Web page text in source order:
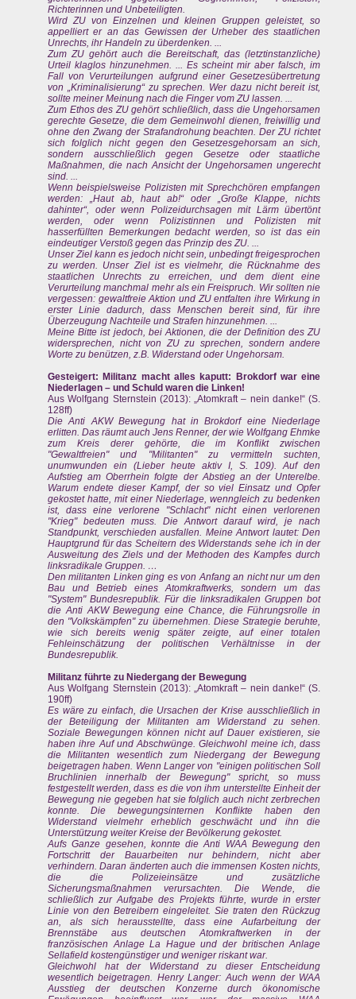
Richterinnen und Unbeteiligten.
Wird ZU von Einzelnen und kleinen Gruppen geleistet, so
appelliert er an das Gewissen der Urheber des staatlichen
Unrechts, ihr Handeln zu überdenken. ...
Zum ZU gehört auch die Bereitschaft, das (letztinstanzliche)
Urteil klaglos hinzunehmen. ... Es scheint mir aber falsch, im
Fall von Verurteilungen aufgrund einer Gesetzesübertretung
von „Kriminalisierung“ zu sprechen. Wer dazu nicht bereit ist,
sollte meiner Meinung nach die Finger vom ZU lassen. ...
Zum Ethos des ZU gehört schließlich, dass die Ungehorsamen
gerechte Gesetze, die dem Gemeinwohl dienen, freiwillig und
ohne den Zwang der Strafandrohung beachten. Der ZU richtet
sich folglich nicht gegen den Gesetzesgehorsam an sich,
sondern ausschließlich gegen Gesetze oder staatliche
Maßnahmen, die nach Ansicht der Ungehorsamen ungerecht
sind. ...
Wenn beispielsweise Polizisten mit Sprechchören empfangen
werden: „Haut ab, haut ab!“ oder „Große Klappe, nichts
dahinter“, oder wenn Polizeidurchsagen mit Lärm übertönt
werden, oder wenn Polizistinnen und Polizisten mit
hasserfüllten Bemerkungen bedacht werden, so ist das ein
eindeutiger Verstoß gegen das Prinzip des ZU. ...
Unser Ziel kann es jedoch nicht sein, unbedingt freigesprochen
zu werden. Unser Ziel ist es vielmehr, die Rücknahme des
staatlichen Unrechts zu erreichen, und dem dient eine
Verurteilung manchmal mehr als ein Freispruch. Wir sollten nie
vergessen: gewaltfreie Aktion und ZU entfalten ihre Wirkung in
erster Linie dadurch, dass Menschen bereit sind, für ihre
Überzeugung Nachteile und Strafen hinzunehmen. ...
Meine Bitte ist jedoch, bei Aktionen, die der Definition des ZU
widersprechen, nicht von ZU zu sprechen, sondern andere
Worte zu benützen, z.B. Widerstand oder Ungehorsam.
Gesteigert: Militanz macht alles kaputt: Brokdorf war eine
Niederlagen – und Schuld waren die Linken!
Aus Wolfgang Sternstein (2013): „Atomkraft – nein danke!“ (S.
128ff)
Die Anti AKW Bewegung hat in Brokdorf eine Niederlage
erlitten. Das räumt auch Jens Renner, der wie Wolfgang Ehmke
zum Kreis derer gehörte, die im Konflikt zwischen
"Gewaltfreien" und "Militanten" zu vermitteln suchten,
unumwunden ein (Lieber heute aktiv I, S. 109). Auf den
Aufstieg am Oberrhein folgte der Abstieg an der Unterelbe.
Warum endete dieser Kampf, der so viel Einsatz und Opfer
gekostet hatte, mit einer Niederlage, wenngleich zu bedenken
ist, dass eine verlorene "Schlacht" nicht einen verlorenen
"Krieg" bedeuten muss. Die Antwort darauf wird, je nach
Standpunkt, verschieden ausfallen. Meine Antwort lautet: Den
Hauptgrund für das Scheitern des Widerstands sehe ich in der
Ausweitung des Ziels und der Methoden des Kampfes durch
linksradikale Gruppen. …
Den militanten Linken ging es von Anfang an nicht nur um den
Bau und Betrieb eines Atomkraftwerks, sondern um das
"System" Bundesrepublik. Für die linksradikalen Gruppen bot
die Anti AKW Bewegung eine Chance, die Führungsrolle in
den "Volkskämpfen" zu übernehmen. Diese Strategie beruhte,
wie sich bereits wenig später zeigte, auf einer totalen
Fehleinschätzung der politischen Verhältnisse in der
Bundesrepublik.
Militanz führte zu Niedergang der Bewegung
Aus Wolfgang Sternstein (2013): „Atomkraft – nein danke!“ (S.
190ff)
Es wäre zu einfach, die Ursachen der Krise ausschließlich in
der Beteiligung der Militanten am Widerstand zu sehen.
Soziale Bewegungen können nicht auf Dauer existieren, sie
haben ihre Auf und Abschwünge. Gleichwohl meine ich, dass
die Militanten wesentlich zum Niedergang der Bewegung
beigetragen haben. Wenn Langer von "einigen politischen Soll
Bruchlinien innerhalb der Bewegung" spricht, so muss
festgestellt werden, dass es die von ihm unterstellte Einheit der
Bewegung nie gegeben hat sie folglich auch nicht zerbrechen
konnte. Die bewegungsinternen Konflikte haben den
Widerstand vielmehr erheblich geschwächt und ihn die
Unterstützung weiter Kreise der Bevölkerung gekostet.
Aufs Ganze gesehen, konnte die Anti WAA Bewegung den
Fortschritt der Bauarbeiten nur behindern, nicht aber
verhindern. Daran änderten auch die immensen Kosten nichts,
die die Polizeieinsätze und zusätzliche
Sicherungsmaßnahmen verursachten. Die Wende, die
schließlich zur Aufgabe des Projekts führte, wurde in erster
Linie von den Betreibern eingeleitet. Sie traten den Rückzug
an, als sich herausstellte, dass eine Aufarbeitung der
Brennstäbe aus deutschen Atomkraftwerken in der
französischen Anlage La Hague und der britischen Anlage
Sellafield kostengünstiger und weniger riskant war.
Gleichwohl hat der Widerstand zu dieser Entscheidung
wesentlich beigetragen. Henry Langer: Auch wenn der WAA
Ausstieg der deutschen Konzerne durch ökonomische